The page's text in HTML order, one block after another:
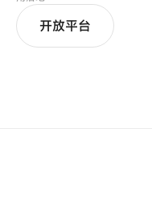
开放平台